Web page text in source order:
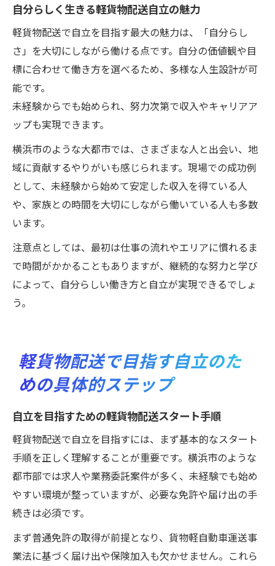
自分らしく生きる軽貨物配送自立の魅力
軽貨物配送で自立を目指す最大の魅力は、「自分らし
さ」を大切にしながら働ける点です。自分の価値観や目
標に合わせて働き方を選べるため、多様な人生設計が可
能です。
未経験からでも始められ、努力次第で収入やキャリアア
ップも実現できます。
横浜市のような大都市では、さまざまな人と出会い、地
域に貢献するやりがいも感じられます。現場での成功例
として、未経験から始めて安定した収入を得ている人
や、家族との時間を大切にしながら働いている人も多数
います。
注意点としては、最初は仕事の流れやエリアに慣れるま
で時間がかかることもありますが、継続的な努力と学び
によって、自分らしい働き方と自立が実現できるでしょ
う。
軽貨物配送で目指す自立のた
めの具体的ステップ
自立を目指すための軽貨物配送スタート手順
軽貨物配送で自立を目指すには、まず基本的なスタート
手順を正しく理解することが重要です。横浜市のような
都市部では求人や業務委託案件が多く、未経験でも始め
やすい環境が整っていますが、必要な免許や届け出の手
続きは必須です。
まず普通免許の取得が前提となり、貨物軽自動車運送事
業法に基づく届け出や保険加入も欠かせません。これら